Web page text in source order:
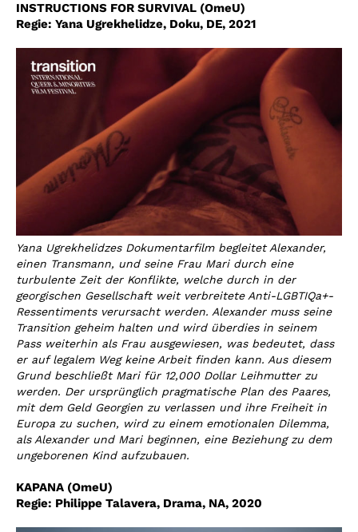
INSTRUCTIONS FOR SURVIVAL (OmeU)
Regie: Yana Ugrekhelidze, Doku, DE, 2021
Yana Ugrekhelidzes Dokumentarfilm begleitet Alexander,
einen Transmann, und seine Frau Mari durch eine
turbulente Zeit der Konflikte, welche durch in der
georgischen Gesellschaft weit verbreitete Anti-LGBTIQa+-
Ressentiments verursacht werden. Alexander muss seine
Transition geheim halten und wird überdies in seinem
Pass weiterhin als Frau ausgewiesen, was bedeutet, dass
er auf legalem Weg keine Arbeit finden kann. Aus diesem
Grund beschließt Mari für 12,000 Dollar Leihmutter zu
werden. Der ursprünglich pragmatische Plan des Paares,
mit dem Geld Georgien zu verlassen und ihre Freiheit in
Europa zu suchen, wird zu einem emotionalen Dilemma,
als Alexander und Mari beginnen, eine Beziehung zu dem
ungeborenen Kind aufzubauen.
KAPANA (OmeU)
Regie: Philippe Talavera, Drama, NA, 2020